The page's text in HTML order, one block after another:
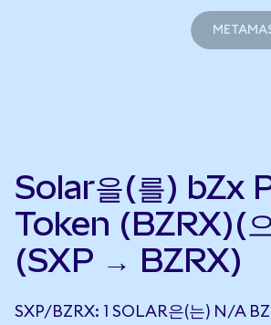
Solar을(를) bZx
Token (BZRX)(
(SXP → BZRX)
SXP/BZRX: 1 SOLAR은(는) N/A